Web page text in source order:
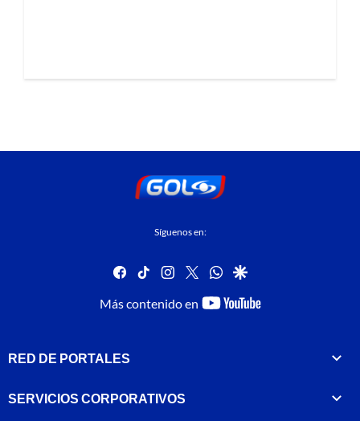
Síguenos en:
facebook
tiktok instagram
twitterwhatsapp
google
Más contenido en
youtube-
RED DE PORTALES
SERVICIOS CORPORATIVOS